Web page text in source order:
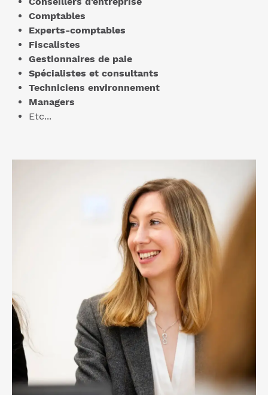
Comptables
Experts-comptables
Fiscalistes
Gestionnaires de paie
Spécialistes et consultants
Techniciens environnement
Managers
Etc...